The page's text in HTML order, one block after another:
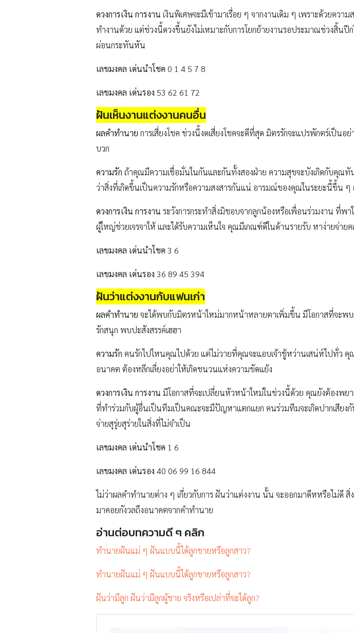
ดวงการเงิน การงาน เงินพิเศษจะมีเข้ามาเรื่อย ๆ จากงานเดิม ๆ เพราะด้วยค
ทำงานด้วย แต่ช่วงนี้ดวงขึ้นยังไม่เหมาะกับการโยกย้ายงานรอประมาณช่วงสิ้น
ผ่อนกระทันหัน
เลขมงคล เด่นนำโชค 0 1 4 5 7 8
เลขมงคล เด่นรอง 53 62 61 72
ฝันเห็นงานแต่งงานคนอื่น
ผลคำทำนาย การเสี่ยงโชค ช่วงนี้งดเสี่ยงโชคจะดีที่สุด มิตรรักจะแปรพักตร์เป็นอ
บวก
ความรัก ถ้าคุณมีความเชื่อมั่นในกันและกันทั้งสองฝ่าย ความสุขจะบังเกิดกับคุณ
ว่าสิ่งที่เกิดขึ้นเป็นความรักหรือความสงสารกันแน่ อารมณ์ของคุณในระยะนี้ขึ้น
ดวงการเงิน การงาน ระวังการกระทำสิ่งมิชอบจากลูกน้องหรือเพื่อนร่วมงาน ที่พา
ผู้ใหญ่ช่วยเจรจาให้ และได้รับความเห็นใจ คุณมีเกณฑ์ดีในด้านรายรับ หาง่ายจ่ายค
เลขมงคล เด่นนำโชค 3 6
เลขมงคล เด่นรอง 36 89 45 394
ฝันว่าแต่งงานกับแฟนเก่า
ผลคำทำนาย จะได้พบกับมิตรหน้าใหม่มากหน้าหลายตาเพิ่มขึ้น มีโอกาสที่จะพบ
รักสนุก พบปะสังสรรค์เฮฮา
ความรัก คนรักไปไหนคุณไปด้วย แต่ไม่วายที่คุณจะแอบเจ้าชู้หว่านเสน่ห์ไปทั่ว
อนาคต ต้องหลีกเลี่ยงอย่าให้เกิดชนวนแห่งความขัดแย้ง
ดวงการเงิน การงาน มีโอกาสที่จะเปลี่ยนหัวหน้าใหม่ในช่วงนี้ด้วย คุณยังต้องพ
ที่ทำร่วมกับผู้อื่นเป็นทีมเป็นคณะจะมีปัญหาแตกแยก คนร่วมทีมจะเกิดปากเสียง
จ่ายสุรุ่ยสุร่ายในสิ่งที่ไม่จำเป็น
เลขมงคล เด่นนำโชค 1 6
เลขมงคล เด่นรอง 40 06 99 16 844
ไม่ว่าผลคำทำนายต่าง ๆ เกี่ยวกับการ ฝันว่าแต่งงาน นั้น จะออกมาดีหหรือไม่ดี
มาคอยกังวลถึงอนาคตจากคำทำนาย
อ่านต่อบทความดี ๆ คลิก
ทำนายฝันแม่ ๆ ฝันแบบนี้ได้ลูกชายหรือลูกสาว?
ทำนายฝันแม่ ๆ ฝันแบบนี้ได้ลูกชายหรือลูกสาว?
ฝันว่ามีลูก ฝันว่ามีลูกผู้ชาย จริงหรือเปล่าที่จะได้ลูก?